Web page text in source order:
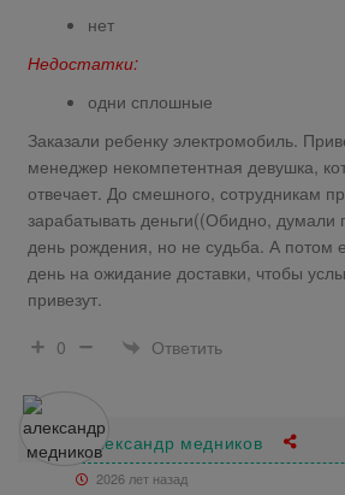
нет
Недостатки:
одни сплошные
Заказали ребенку электромобиль.
менеджер некомпетентная девушка,
отвечает. До смешного, сотрудникам
зарабатывать деньги((Обидно,
день рождения, но не судьба. А потом
день на ожидание доставки, чтобы
привезут.
0
Ответить
александр медников
2026 лет назад